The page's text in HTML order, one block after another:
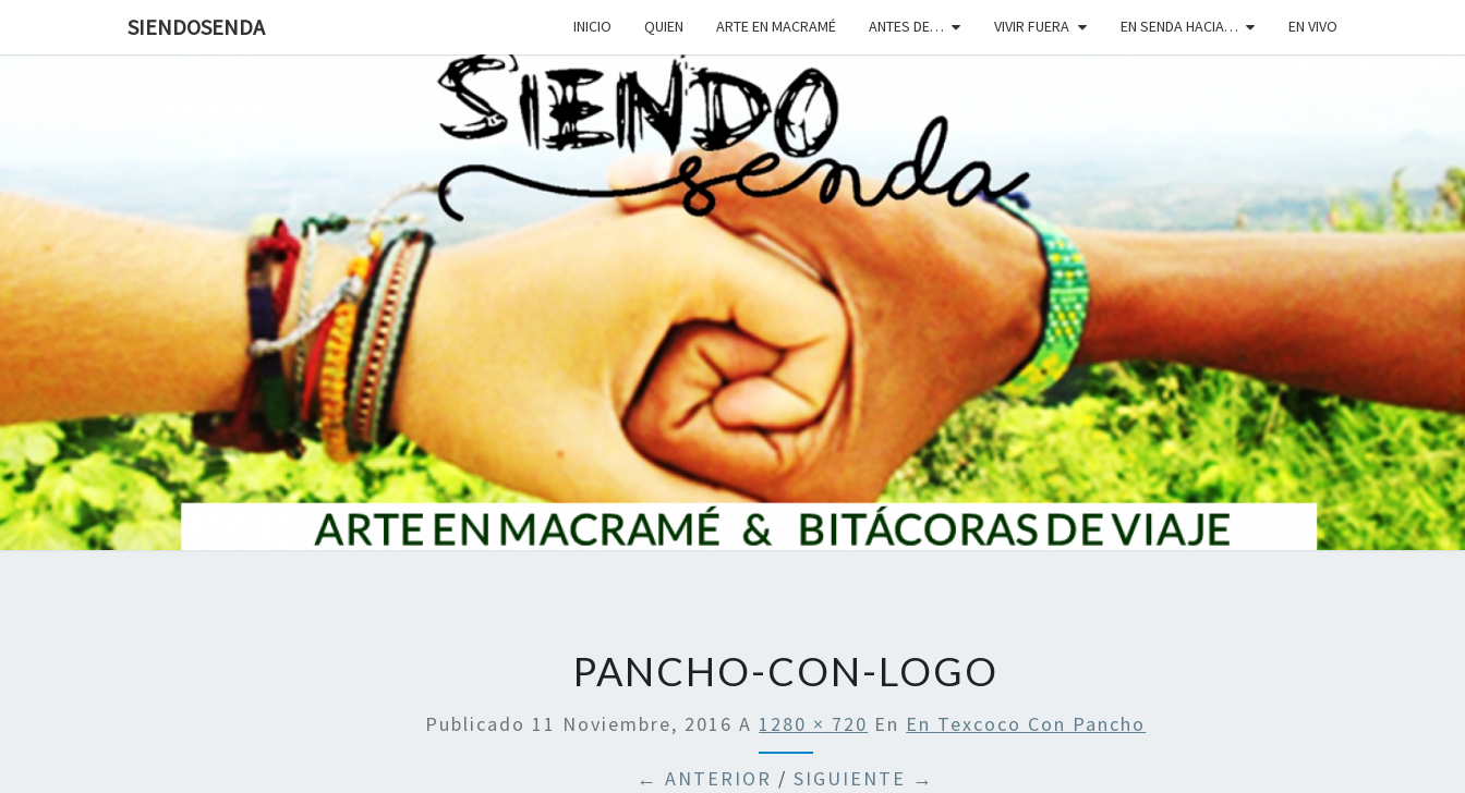
SIENDOSENDA INICIO QUIEN ARTE EN MACRAMÉ ANTES DE… VIVIR FUERA EN SENDA HACIA… EN VIVO
SIENDOSENDA
PANCHO-CON-LOGO
Publicado 11 Noviembre, 2016 A 1280 × 720 En En Texcoco Con Pancho
← ANTERIOR /SIGUIENTE →